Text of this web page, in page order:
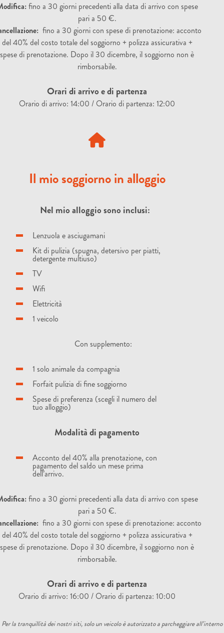
fino a 30 giorni precedenti alla data di arrivo con spese
pari a 50 €.
fino a 30 giorni con spese di prenotazione: acconto
del 40% del costo totale del soggiorno + polizza assicurativa +
spese di prenotazione. Dopo il 30 dicembre, il soggiorno non è
rimborsabile.
Orari di arrivo e di partenza
Orario di arrivo: 14:00 / Orario di partenza: 12:00
Il mio soggiorno in alloggio
Nel mio alloggio sono inclusi:
Lenzuola e asciugamani
Kit di pulizia (spugna, detersivo per piatti,
detergente multiuso)
TV
Wifi
Elettricità
1 veicolo
Con supplemento:
1 solo animale da compagnia
Forfait pulizia di fine soggiorno
Spese di preferenza (scegli il numero del
tuo alloggio)
Modalità di pagamento
Acconto del 40% alla prenotazione, con
pagamento del saldo un mese prima
dell’arrivo.
fino a 30 giorni precedenti alla data di arrivo con spese
pari a 50 €.
fino a 30 giorni con spese di prenotazione: acconto
del 40% del costo totale del soggiorno + polizza assicurativa +
spese di prenotazione. Dopo il 30 dicembre, il soggiorno non è
rimborsabile.
Orari di arrivo e di partenza
Orario di arrivo: 16:00 / Orario di partenza: 10:00
Per la tranquillità dei nostri siti, solo un veicolo è autorizzato a parcheggiare all’interno